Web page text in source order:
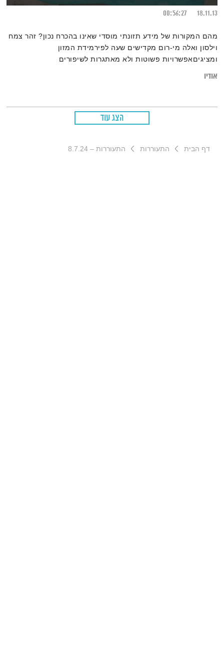
18.11.13
00:56:27
מהם המקורות של מידע תזונתי מוסדי שאינו בהכרח נכון? זהר צמח
וילסון ואלה מי-רום מקדישים שעה לפירמידת המזון
ומציגיםאפשרויות פשוטות ולא מאתגרות לשיפורים
אודיו
הצג עוד
דף הבית התעוררות התעוררות – 8.7.24